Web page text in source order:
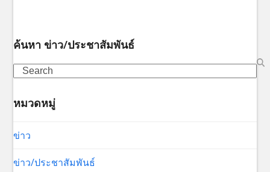
ค้นหา ข่าว/ประชาสัมพันธ์
Search
หมวดหมู่
ข่าว
ข่าว/ประชาสัมพันธ์